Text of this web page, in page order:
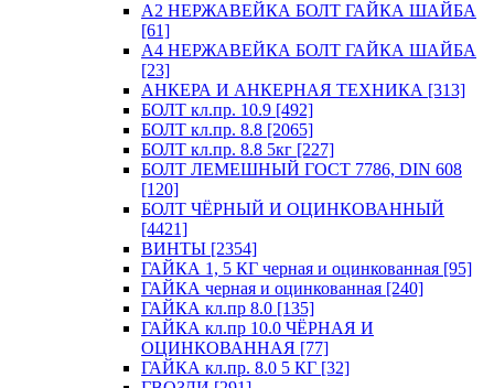
А2 НЕРЖАВЕЙКА БОЛТ ГАЙКА ШАЙБА
[61]
А4 НЕРЖАВЕЙКА БОЛТ ГАЙКА ШАЙБА
[23]
АНКЕРА И АНКЕРНАЯ ТЕХНИКА [313]
БОЛТ кл.пр. 10.9 [492]
БОЛТ кл.пр. 8.8 [2065]
БОЛТ кл.пр. 8.8 5кг [227]
БОЛТ ЛЕМЕШНЫЙ ГОСТ 7786, DIN 608
[120]
БОЛТ ЧЁРНЫЙ И ОЦИНКОВАННЫЙ
[4421]
ВИНТЫ [2354]
ГАЙКА 1, 5 КГ черная и оцинкованная [95]
ГАЙКА черная и оцинкованная [240]
ГАЙКА кл.пр 8.0 [135]
ГАЙКА кл.пр 10.0 ЧЁРНАЯ И
ОЦИНКОВАННАЯ [77]
ГАЙКА кл.пр. 8.0 5 КГ [32]